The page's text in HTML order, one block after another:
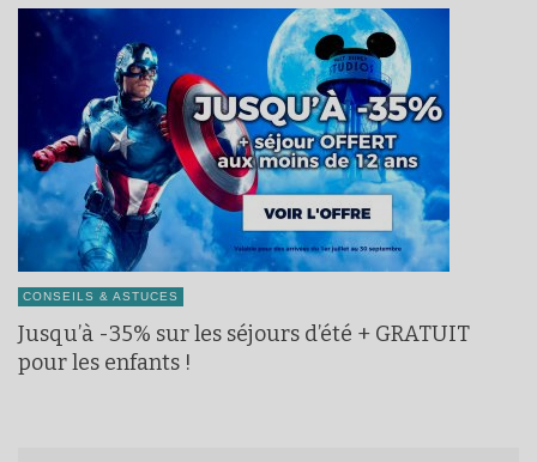
CONSEILS & ASTUCES
Jusqu’à -35% sur les séjours d’été + GRATUIT
pour les enfants !